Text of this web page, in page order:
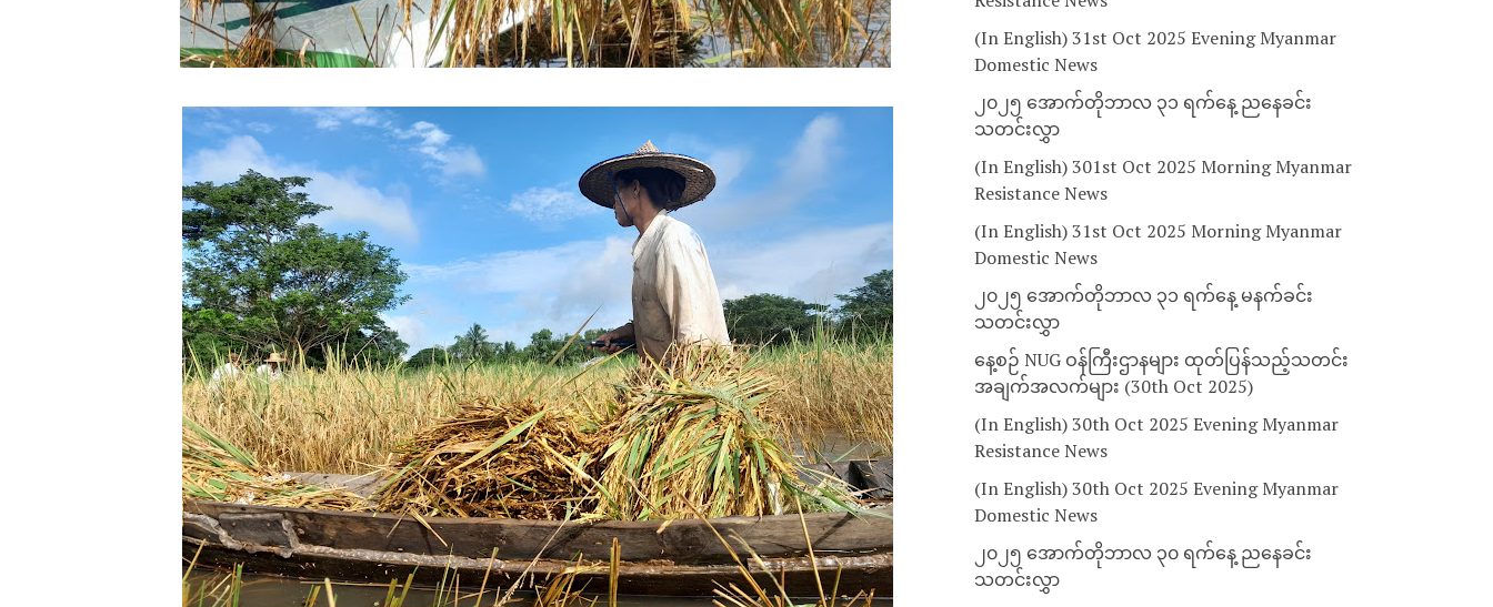
(In English) 31st Oct 2025 Evening Myanmar
Domestic News
၂၀၂၅ အောက်တိုဘာလ ၃၁ ရက်နေ့ ညနေခင်း
သတင်းလွှာ
(In English) 301st Oct 2025 Morning Myanmar
Resistance News
(In English) 31st Oct 2025 Morning Myanmar
Domestic News
၂၀၂၅ အောက်တိုဘာလ ၃၁ ရက်နေ့ မနက်ခင်း
သတင်းလွှာ
နေ့စဉ် NUG ဝန်ကြီးဌာနများ ထုတ်ပြန်သည့်သတင်း
အချက်အလက်များ (30th Oct 2025)
(In English) 30th Oct 2025 Evening Myanmar
Resistance News
(In English) 30th Oct 2025 Evening Myanmar
Domestic News
၂၀၂၅ အောက်တိုဘာလ ၃၀ ရက်နေ့ ညနေခင်း
သတင်းလွှာ